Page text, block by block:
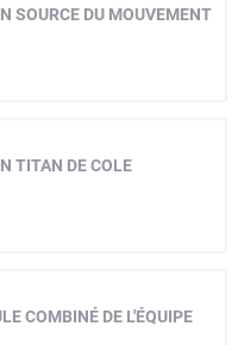
SOURCE DU MOUVEMENT
TITAN DE COLE
COMBINÉ DE L'ÉQUIPE